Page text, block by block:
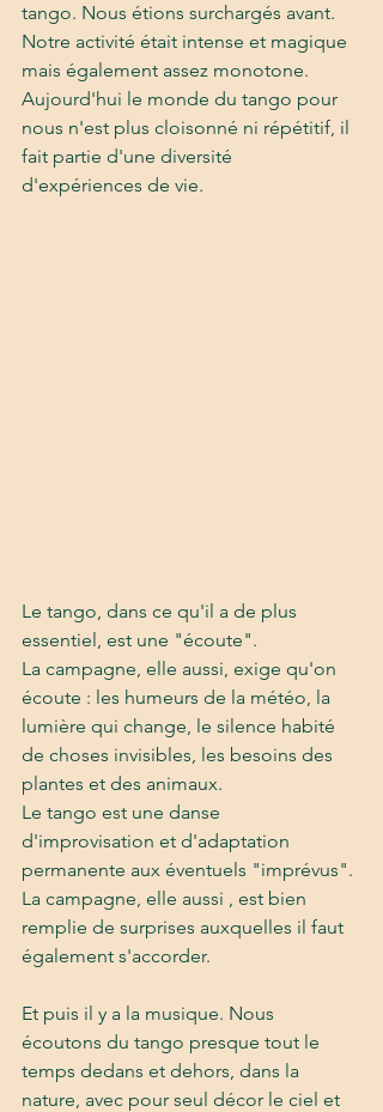
tango. Nous étions surchargés avant.
Notre activité était intense et magique
mais également assez monotone.
Aujourd'hui le monde du tango pour
nous n'est plus cloisonné ni répétitif, il
fait partie d'une diversité
d'expériences de vie.
Le tango, dans ce qu'il a de plus
essentiel, est une "écoute".
La campagne, elle aussi, exige qu'on
écoute : les humeurs de la météo, la
lumière qui change, le silence habité
de choses invisibles, les besoins des
plantes et des animaux.
Le tango est une danse
d'improvisation et d'adaptation
permanente aux éventuels "imprévus".
La campagne, elle aussi , est bien
remplie de surprises auxquelles il faut
également s'accorder.
Et puis il y a la musique. Nous
écoutons du tango presque tout le
temps dedans et dehors, dans la
nature, avec pour seul décor le ciel et